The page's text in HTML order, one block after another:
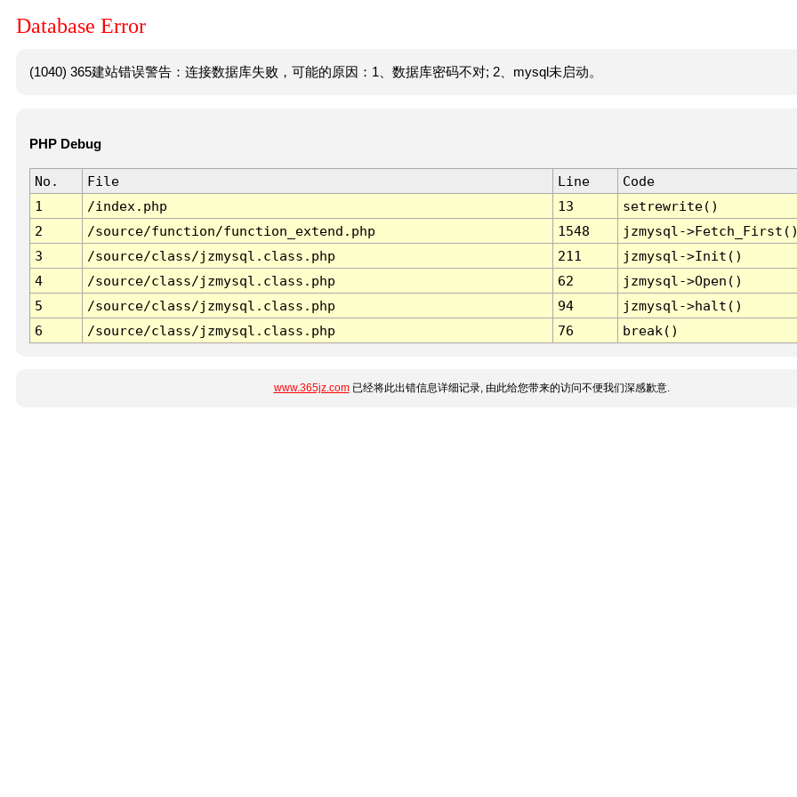
Database Error
(1040) 365建站错误警告：连接数据库失败，可能的原因：1、数据库密码不对; 2、mysql未启动。
PHP Debug
No. File Line
Code
1
/index.php 13
setrewrite()
2
/source/function/function_extend.php 1548
jzmysql-
3
/source/class/jzmysql.class.php 211
jzmysql->Init()
4
/source/class/jzmysql.class.php 62
jzmysql->Open()
5
/source/class/jzmysql.class.php 94
jzmysql->halt()
6
/source/class/jzmysql.class.php 76 break()
www.365jz.com已经将此出错信息详细记录, 由此给您带来的访问不便我们深感歉意.